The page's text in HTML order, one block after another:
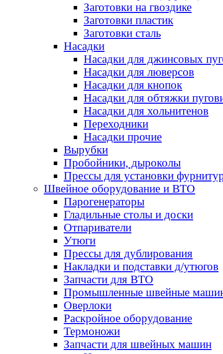
Заготовки на гвоздике
Заготовки пластик
Заготовки сталь
Насадки
Насадки для джинсовых
Насадки для люверсов
Насадки для кнопок
Насадки для обтяжки
Насадки для хольнитенов
Переходники
Насадки прочие
Вырубки
Пробойники, дыроколы
Прессы для установки
Швейное оборудование и ВТО
Парогенераторы
Гладильные столы и доски
Отпариватели
Утюги
Прессы для дублирования
Накладки и подставки д/утюгов
Запчасти для ВТО
Промышленные швейные
Оверлоки
Раскройное оборудование
Термоножи
Запчасти для швейных машин